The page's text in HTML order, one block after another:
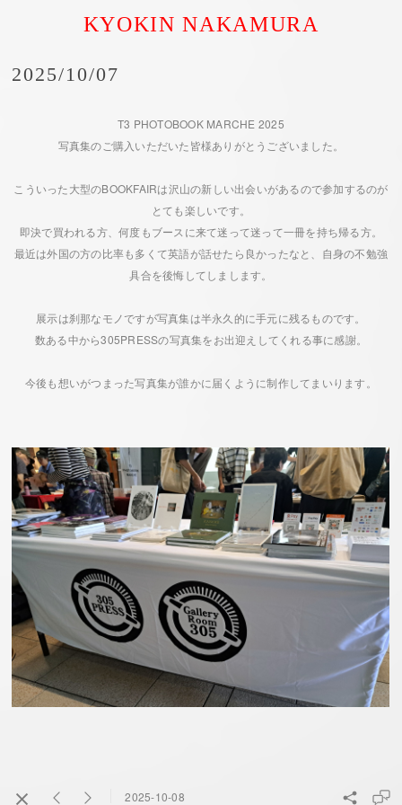
KYOKIN NAKAMURA
2025/10/07
T3 PHOTOBOOK MARCHE 2025
写真集のご購入いただいた皆様ありがとうございました。
こういった大型のBOOKFAIRは沢山の新しい出会いがあるので参加するのが
とても楽しいです。
即決で買われる方、何度もブースに来て迷って迷って一冊を持ち帰る方。
最近は外国の方の比率も多くて英語が話せたら良かったなと、自身の不勉強
具合を後悔してしまします。
展示は刹那なモノですが写真集は半永久的に手元に残るものです。
数ある中から305PRESSの写真集をお出迎えしてくれる事に感謝。
今後も想いがつまった写真集が誰かに届くように制作してまいります。
2025-10-08